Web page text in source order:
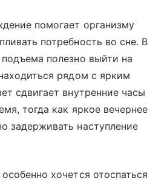
помогает организму
потребность во сне. В
полезно выйти на
рядом с ярким
сдвигает внутренние часы
тогда как яркое вечернее
задерживать наступление
хочется отоспаться